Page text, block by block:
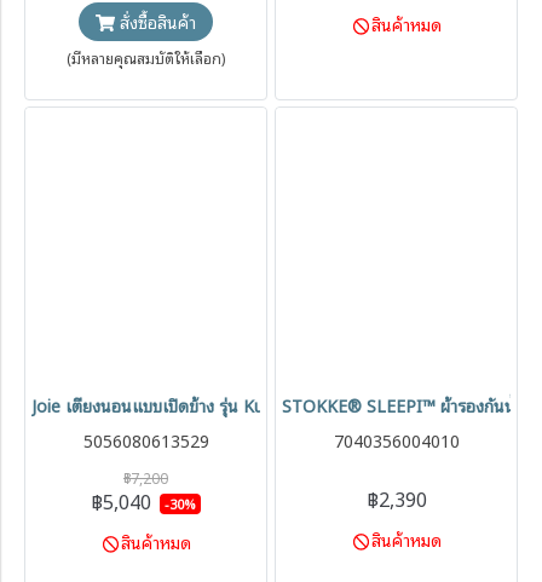
สั่งซื้อสินค้า
(มีหลายคุณสมบัติให้เลือก)
สินค้าหมด
Joie เตียงนอนแบบเปิดข้าง รุ่น Kubbie Sleep สำหรับเด็กแรกเกิด-15kg.
5056080613529
฿7,200
฿5,040 -30%
สินค้าหมด
STOKKE® SLEEPI™ ผ้ารองกันน้ำ
7040356004010
฿2,390
สินค้าหมด